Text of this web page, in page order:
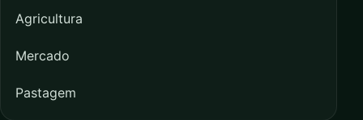
Agricultura
Mercado
Pastagem